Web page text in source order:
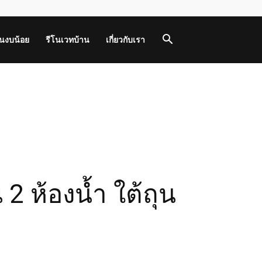
งบน้อย รีโนเวทบ้าน เกี่ยวกับเรา
ห้องน้ำ ใต้ถุน